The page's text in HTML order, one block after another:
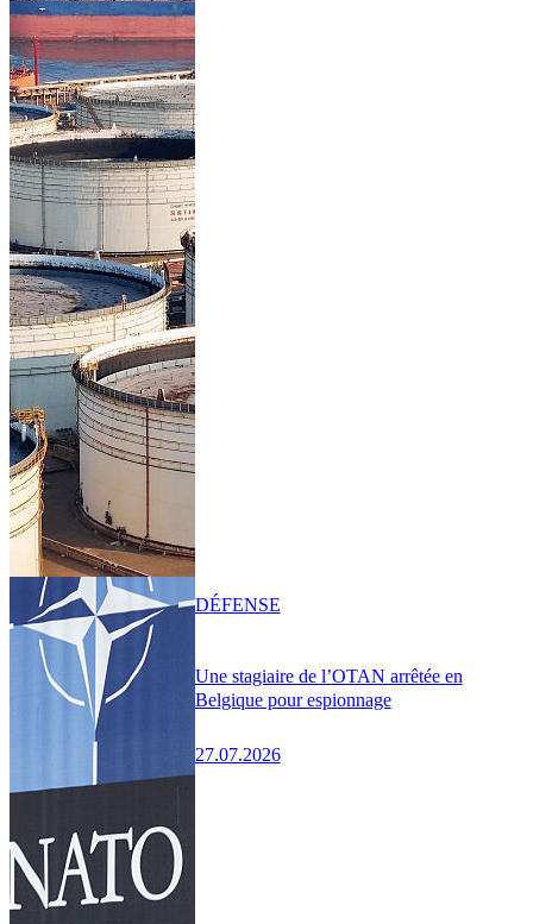
Une stagiaire de l’OTAN arrêtée en
Belgique pour espionnage
27.07.2026
DÉFENSE